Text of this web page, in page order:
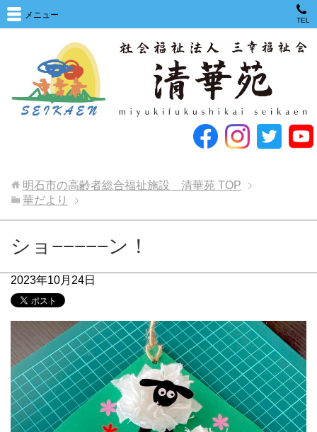
メニュー
TEL
明石市の高齢者総合福祉施設 清華苑 TOP
華だより
ショ−−−−−ン！
2023年10月24日